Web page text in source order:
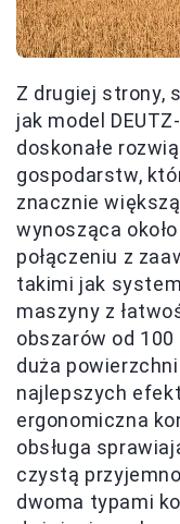
Z drugiej strony,
jak model
doskonałe
gospodarstw,
znacznie
wynosząca
połączeniu z
takimi jak
maszyny z
obszarów od
duża
najlepszych
ergonomiczna
obsługa
czystą
dwoma typami